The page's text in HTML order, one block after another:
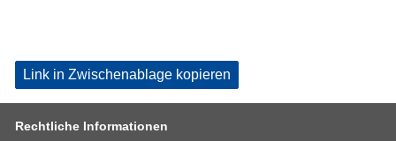
Link in Zwischenablage kopieren
Rechtliche Informationen